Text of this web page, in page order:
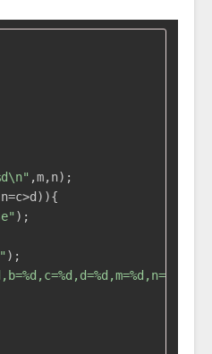
,m,n);
);
);